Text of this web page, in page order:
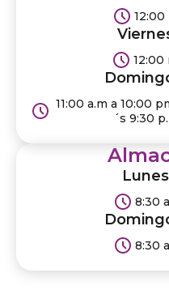
12:00
12:00
11:00 a.m a 10:00
´s 9:30
8:30
8:30